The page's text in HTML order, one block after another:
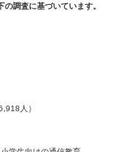
調査に基づいています。
人）